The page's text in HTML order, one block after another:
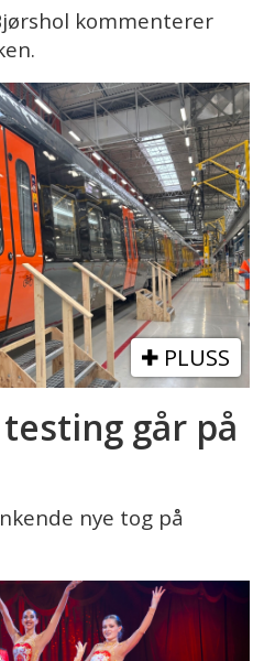
kommenterer
PLUSS
går på
nye tog på